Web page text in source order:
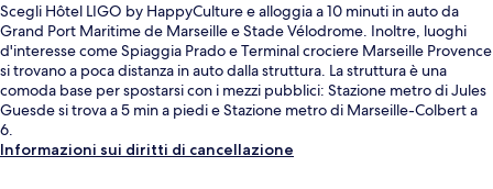
Scegli Hôtel LIGO by HappyCulture e alloggia a 10 minuti in auto da
Grand Port Maritime de Marseille e Stade Vélodrome. Inoltre, luoghi
d'interesse come Spiaggia Prado e Terminal crociere Marseille Provence
si trovano a poca distanza in auto dalla struttura. La struttura è una
comoda base per spostarsi con i mezzi pubblici: Stazione metro di Jules
Guesde si trova a 5 min a piedi e Stazione metro di Marseille-Colbert a
6.
Informazioni sui diritti di cancellazione